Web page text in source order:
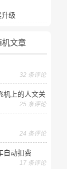
级
机文章
32 条评论
机上的人文关
25 条评论
24 条评论
自动扣费
17 条评论